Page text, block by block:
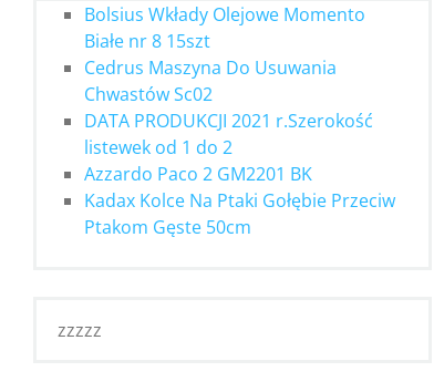
Bolsius Wkłady Olejowe Momento
Białe nr 8 15szt
Cedrus Maszyna Do Usuwania
Chwastów Sc02
DATA PRODUKCJI 2021 r.Szerokość
listewek od 1 do 2
Azzardo Paco 2 GM2201 BK
Kadax Kolce Na Ptaki Gołębie Przeciw
Ptakom Gęste 50cm
zzzzz